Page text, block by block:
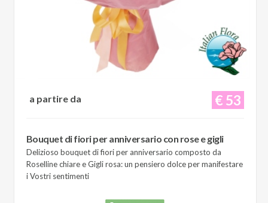
€ 53
a partire da
Bouquet di fiori per anniversario con rose e gigli
Delizioso bouquet di fiori per anniversario composto da
Roselline chiare e Gigli rosa: un pensiero dolce per manifestare
i Vostri sentimenti